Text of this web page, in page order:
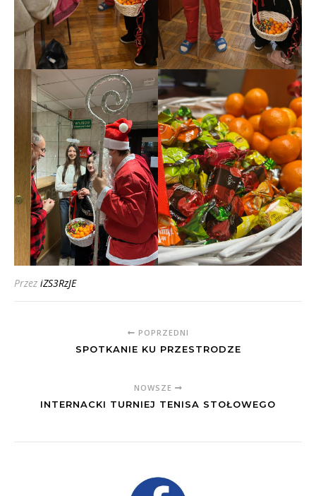
Przez iZS3RzJE
POPRZEDNI
SPOTKANIE KU PRZESTRODZE
NOWSZE
INTERNACKI TURNIEJ TENISA STOŁOWEGO